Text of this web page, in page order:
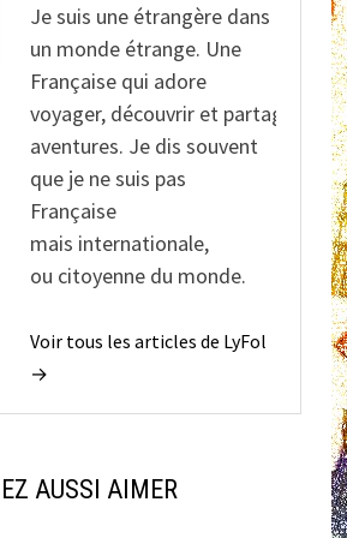
Je suis une étrangère dans
un monde étrange. Une
Française qui adore
voyager, découvrir et partager ses
aventures. Je dis souvent
que je ne suis pas
Française
mais internationale,
ou citoyenne du monde.
Voir tous les articles de LyFol
→
AUSSI AIMER